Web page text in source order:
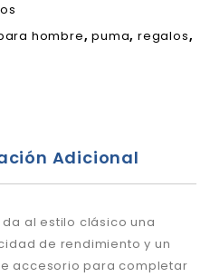
hombre,puma,regalos,
Adicional
da al estilo clásico una
de rendimiento y un
accesorio para completar